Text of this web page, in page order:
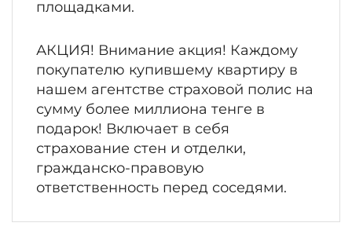
площадками.
АКЦИЯ! Внимание акция! Каждому
покупателю купившему квартиру в
нашем агентстве страховой полис на
сумму более миллиона тенге в
подарок! Включает в себя
страхование стен и отделки,
гражданско-правовую
ответственность перед соседями.